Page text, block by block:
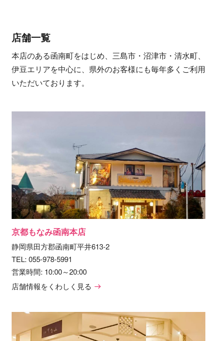
店舗一覧
本店のある函南町をはじめ、三島市・沼津市・清水町、
伊豆エリアを中心に、県外のお客様にも毎年多くご利用
いただいております。
京都もなみ函南本店
静岡県田方郡函南町平井613-2
TEL: 055-978-5991
営業時間: 10:00～20:00
店舗情報をくわしく見る